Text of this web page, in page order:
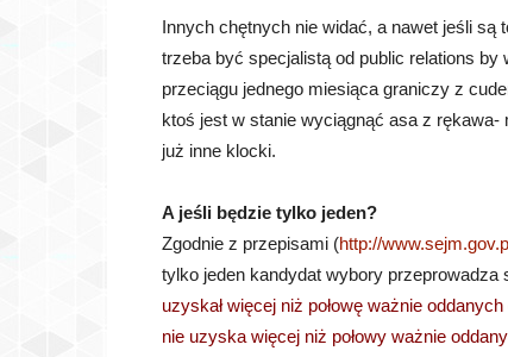
Innych chętnych nie widać, a nawet jeśli są
trzeba być specjalistą od public relations
przeciągu jednego miesiąca graniczy z
ktoś jest w stanie wyciągnąć asa z
już inne klocki.
A jeśli będzie tylko jeden?
Zgodnie z przepisami (http://
tylko jeden kandydat wybory przeprowadza
uzyskał więcej niż połowę ważnie
nie uzyska więcej niż połowy ważnie